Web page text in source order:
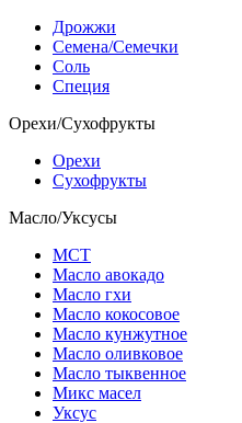
Дрожжи
Семена/Семечки
Соль
Специя
Орехи/Сухофрукты
Орехи
Сухофрукты
Масло/Уксусы
МСТ
Масло авокадо
Масло гхи
Масло кокосовое
Масло кунжутное
Масло оливковое
Масло тыквенное
Микс масел
Уксус